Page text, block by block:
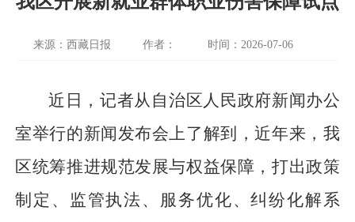
来源：西藏日报 作者： 时间：2026-07-06
近日，记者从自治区人民政府新闻办公
室举行的新闻发布会上了解到，近年来，我
区统筹推进规范发展与权益保障，打出政策
制定、监管执法、服务优化、纠纷化解系